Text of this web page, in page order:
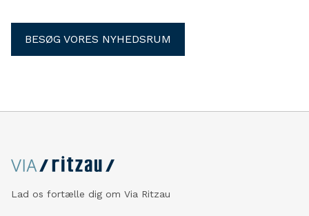
BESØG VORES NYHEDSRUM
Lad os fortælle dig om Via Ritzau